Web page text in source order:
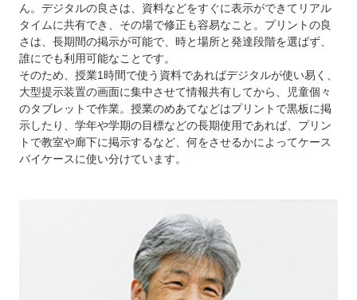
ん。デジタルの良さは、資料などをすぐに表示ができてリアル
タイムに共有でき、その場で修正も容易なこと。プリントの良
さは、長期間の掲示が可能で、時と場所と発達段階を選ばず、
誰にでも利用可能なことです。
そのため、授業1時間で使う資料であればデジタルが使い易く、
大型提示装置の画面に集中させて情報共有してから、児童個々
のタブレットで作業。授業のめあてなどはプリントで黒板に掲
示したり、学年や学期の目標などの長期使用であれば、プリン
トで教室や廊下に掲示するなど、何をさせるかによってケース
バイケースに使い分けています。